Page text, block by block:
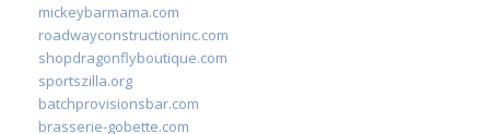
mickeybarmama.com
roadwayconstructioninc.com
shopdragonflyboutique.com
sportszilla.org
batchprovisionsbar.com
brasserie-gobette.com